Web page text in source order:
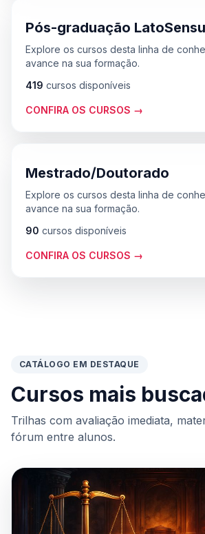
Pós-graduação
Explore os cursos desta linha de
avance na sua formação.
419 cursos disponíveis
CONFIRA OS CURSOS →
Mestrado/Doutorado
Explore os cursos desta linha de
avance na sua formação.
90 cursos disponíveis
CONFIRA OS CURSOS →
CATÁLOGO EM DESTAQUE
Cursos mais
Trilhas com avaliação imediata,
fórum entre alunos.